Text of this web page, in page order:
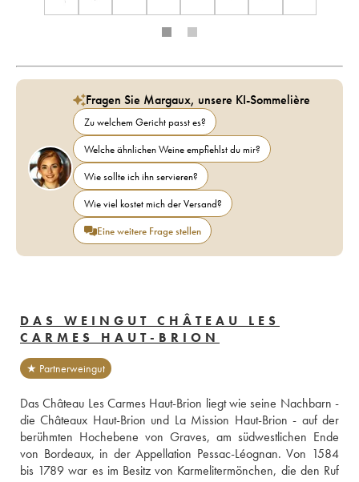
Fragen Sie Margaux, unsere KI-Sommelière
Zu welchem Gericht passt es?
Welche ähnlichen Weine empfiehlst du mir?
Wie sollte ich ihn servieren?
Wie viel kostet mich der Versand?
Eine weitere Frage stellen
DAS WEINGUT CHÂTEAU LES
CARMES HAUT-BRION
★ Partnerweingut
Das Château Les Carmes Haut-Brion liegt wie seine Nachbarn -
die Châteaux Haut-Brion und La Mission Haut-Brion - auf der
berühmten Hochebene von Graves, am südwestlichen Ende
von Bordeaux, in der Appellation Pessac-Léognan. Von 1584
bis 1789 war es im Besitz von Karmelitermönchen, die den Ruf